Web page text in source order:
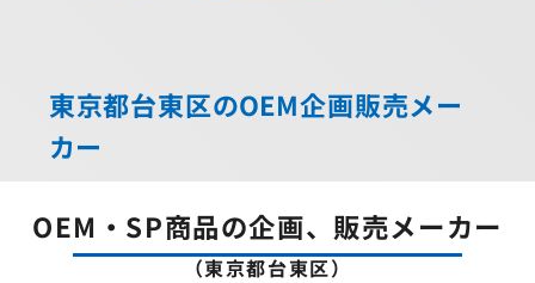
東京都台東区のOEM企画販売メー
カー
OEM・SP商品の企画、販売メーカー
（東京都台東区）